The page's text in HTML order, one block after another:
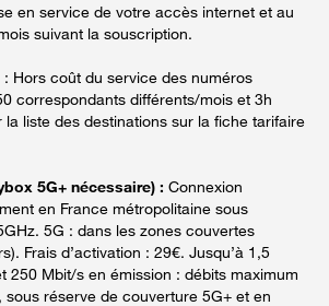
en service de votre accès internet et au
suivant la souscription.
: Hors coût du service des numéros
correspondants différents/mois et 3h
la liste des destinations sur la fiche tarifaire
5G+ nécessaire) : Connexion
en France métropolitaine sous
5G : dans les zones couvertes
Frais d’activation : 29€. Jusqu’à 1,5
250 Mbit/s en émission : débits maximum
sous réserve de couverture 5G+ et en